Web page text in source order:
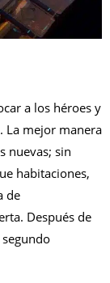
a los héroes y
La mejor manera
nuevas; sin
habitaciones,
de
Después de